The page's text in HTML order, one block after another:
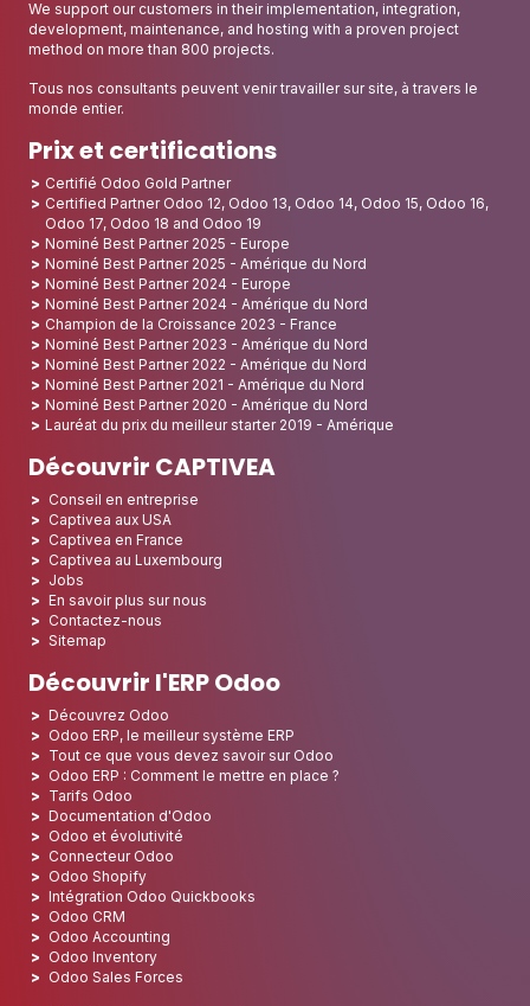
We support our customers in their implementation, integration,
development, maintenance, and hosting with a proven project
method on more than 800 projects.
Tous nos consultants peuvent venir travailler sur site, à travers le
monde entier.
Prix et certifications
Certifié Odoo Gold Partner
Certified Partner Odoo 12, Odoo 13, Odoo 14, Odoo 15, Odoo 16,
Odoo 17, Odoo 18 and Odoo 19
Nominé Best Partner 2025 - Europe
Nominé Best Partner 2025 - Amérique du Nord
Nominé Best Partner 2024 - Europe
Nominé Best Partner 2024 - Amérique du Nord
Champion de la Croissance 2023 - France
Nominé Best Partner 2023 - Amérique du Nord
Nominé Best Partner 2022 - Amérique du Nord
Nominé Best Partner 2021 - Amérique du Nord
Nominé Best Partner 2020 - Amérique du Nord
Lauréat du prix du meilleur starter 2019 - Amérique
Découvrir CAPTIVEA
Conseil en entreprise
Captivea aux USA
Captivea en France
Captivea au Luxembourg
Jobs
En savoir plus sur nous
Contactez-nous
Sitemap
Découvrir l'ERP Odoo
Découvrez Odoo
Odoo ERP, le meilleur système ERP
Tout ce que vous devez savoir sur Odoo
Odoo ERP : Comment le mettre en place ?
Tarifs Odoo
Documentation d'Odoo
Odoo et évolutivité
Connecteur Odoo
Odoo Shopify
Intégration Odoo Quickbooks
Odoo CRM
Odoo Accounting
Odoo Inventory
Odoo Sales Forces